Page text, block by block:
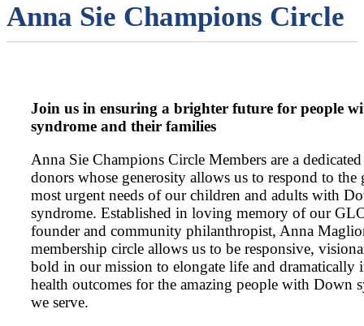
Anna Sie Champions Circle​
Join us in ensuring a brighter future for people
syndrome and their families​
Anna Sie Champions Circle Members are a
donors whose generosity allows us to respond to the
most urgent needs of our children and adults with
syndrome. Established in loving memory of our
founder and community philanthropist, Anna
membership circle allows us to be responsive,
bold in our mission to elongate life and dramatically
health outcomes for the amazing people with Down
we serve.